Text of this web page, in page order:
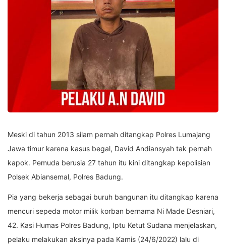
Meski di tahun 2013 silam pernah ditangkap Polres Lumajang
Jawa timur karena kasus begal, David Andiansyah tak pernah
kapok. Pemuda berusia 27 tahun itu kini ditangkap kepolisian
Polsek Abiansemal, Polres Badung.
Pia yang bekerja sebagai buruh bangunan itu ditangkap karena
mencuri sepeda motor milik korban bernama Ni Made Desniari,
42. Kasi Humas Polres Badung, Iptu Ketut Sudana menjelaskan,
pelaku melakukan aksinya pada Kamis (24/6/2022) lalu di